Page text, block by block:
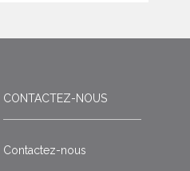
CONTACTEZ-NOUS
Contactez-nous